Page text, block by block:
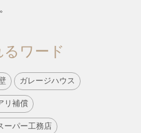
ワード
ガレージハウス
リ補償
ーパー工務店